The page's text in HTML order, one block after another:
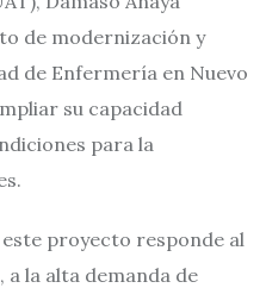
de modernización y
de Enfermería en Nuevo
su capacidad
para la
proyecto responde al
la alta demanda de